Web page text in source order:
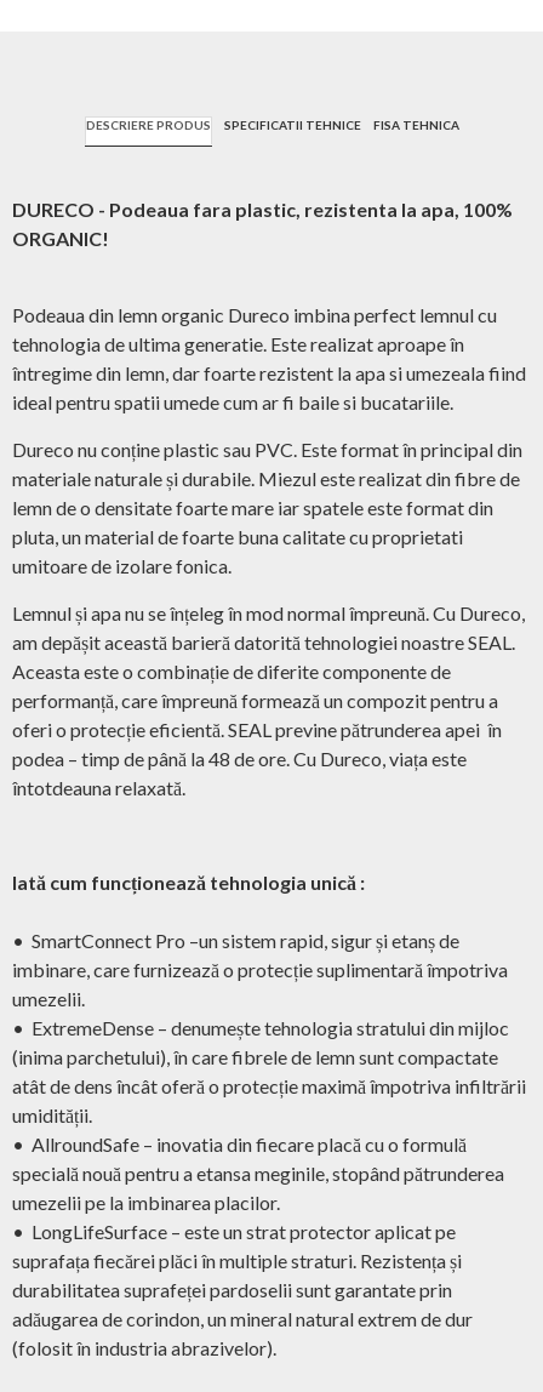
DESCRIERE PRODUS SPECIFICATII TEHNICE FISA TEHNICA
DURECO - Podeaua fara plastic, rezistenta la apa, 100%
ORGANIC!
Podeaua din lemn organic Dureco imbina perfect lemnul cu
tehnologia de ultima generatie. Este realizat aproape în
întregime din lemn, dar foarte rezistent la apa si umezeala fiind
ideal pentru spatii umede cum ar fi baile si bucatariile.
Dureco nu conține plastic sau PVC. Este format în principal din
materiale naturale și durabile. Miezul este realizat din fibre de
lemn de o densitate foarte mare iar spatele este format din
pluta, un material de foarte buna calitate cu proprietati
umitoare de izolare fonica.
Lemnul și apa nu se înțeleg în mod normal împreună. Cu Dureco,
am depășit această barieră datorită tehnologiei noastre SEAL.
Aceasta este o combinație de diferite componente de
performanță, care împreună formează un compozit pentru a
oferi o protecție eficientă. SEAL previne pătrunderea apei în
podea – timp de până la 48 de ore. Cu Dureco, viața este
întotdeauna relaxată.
Iată cum funcționează tehnologia unică :
• SmartConnect Pro –un sistem rapid, sigur și etanș de
imbinare, care furnizează o protecție suplimentară împotriva
umezelii.
• ExtremeDense – denumește tehnologia stratului din mijloc
(inima parchetului), în care fibrele de lemn sunt compactate
atât de dens încât oferă o protecție maximă împotriva infiltrării
umidității.
• AllroundSafe – inovatia din fiecare placă cu o formulă
specială nouă pentru a etansa meginile, stopând pătrunderea
umezelii pe la imbinarea placilor.
• LongLifeSurface – este un strat protector aplicat pe
suprafața fiecărei plăci în multiple straturi. Rezistența și
durabilitatea suprafeței pardoselii sunt garantate prin
adăugarea de corindon, un mineral natural extrem de dur
(folosit în industria abrazivelor).